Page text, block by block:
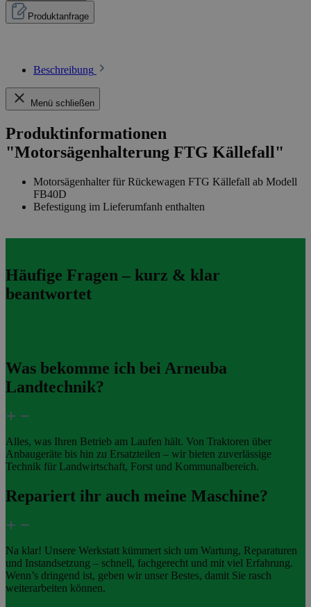
Produktanfrage
Beschreibung
Menü schließen
Produktinformationen
"Motorsägenhalterung FTG Källefall"
Motorsägenhalter für Rückewagen FTG Källefall ab Modell
FB40D
Befestigung im Lieferumfanh enthalten
Häufige Fragen – kurz & klar
beantwortet
Was bekomme ich bei Arneuba
Landtechnik?
Alles, was Ihren Betrieb am Laufen hält. Von Traktoren über
Anbaugeräte bis hin zu Ersatzteilen – wir bieten zuverlässige
Technik für Landwirtschaft, Forst und Kommunalbereich.
Repariert ihr auch meine Maschine?
Na klar! Unsere Werkstatt kümmert sich um Wartung, Reparaturen
und Instandsetzung – schnell, fachgerecht und mit viel Erfahrung.
Wenn’s dringend ist, geben wir unser Bestes, damit Sie rasch
weiterarbeiten können.